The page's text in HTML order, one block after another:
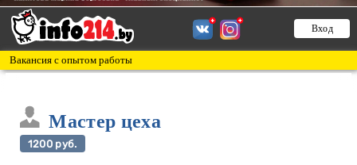
Вход
Вакансия с опытом работы
Мастер цеха
1200 руб.